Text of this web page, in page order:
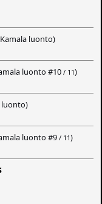
luonto)
luonto #10 / 11)
luonto)
luonto #9 / 11)